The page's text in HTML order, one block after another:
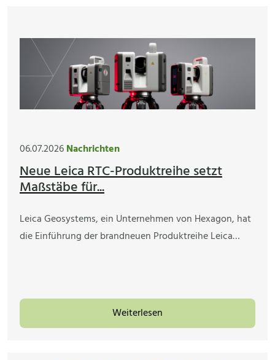
06.07.2026Nachrichten
Neue Leica RTC-Produktreihe setzt
Maßstäbe für...
Leica Geosystems, ein Unternehmen von Hexagon, hat
die Einführung der brandneuen Produktreihe Leica…
Weiterlesen